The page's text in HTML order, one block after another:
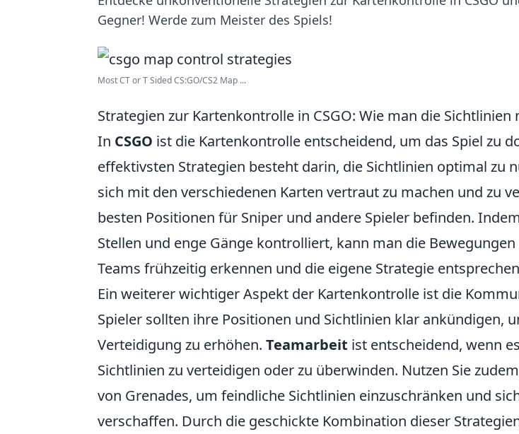
Gegner! Werde zum Meister des Spiels!
Most CT or T Sided CS:GO/CS2 Map ...
Strategien zur Kartenkontrolle in CSGO: Wie man die Sichtlinien
In CSGO ist die Kartenkontrolle entscheidend, um das Spiel zu
effektivsten Strategien besteht darin, die Sichtlinien optimal zu
sich mit den verschiedenen Karten vertraut zu machen und zu
besten Positionen für Sniper und andere Spieler befinden.
Stellen und enge Gänge kontrolliert, kann man die
Teams frühzeitig erkennen und die eigene Strategie
Ein weiterer wichtiger Aspekt der Kartenkontrolle ist die
Spieler sollten ihre Positionen und Sichtlinien klar ankündigen,
Verteidigung zu erhöhen. Teamarbeit ist entscheidend, wenn
Sichtlinien zu verteidigen oder zu überwinden. Nutzen Sie
von Grenades, um feindliche Sichtlinien einzuschränken und
verschaffen. Durch die geschickte Kombination dieser